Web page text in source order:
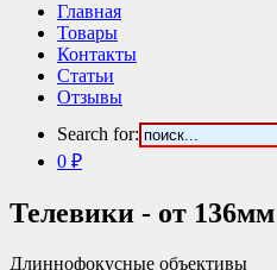
Главная
Товары
Контакты
Статьи
Отзывы
Search for:
0 ₽
Телевики - от 136мм
Длиннофокусные объективы